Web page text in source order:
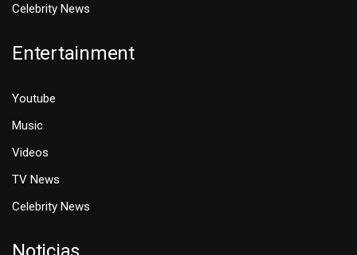
Celebrity News
Entertainment
Youtube
Music
Videos
TV News
Celebrity News